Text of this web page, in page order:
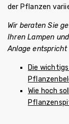
der Pflanzen
Wir beraten Sie
Ihren Lampen
Anlage
Die
Wie hoch